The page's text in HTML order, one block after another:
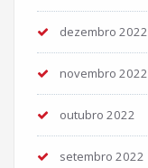
dezembro 2022
novembro 2022
outubro 2022
setembro 2022